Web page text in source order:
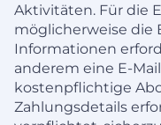
Aktivitäten. Für die
möglicherweise die
Informationen
anderem eine E-
kostenpflichtige
Zahlungsdetails